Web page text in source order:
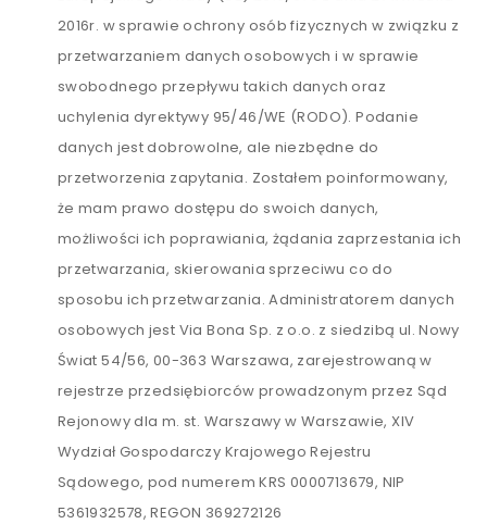
2016r. w sprawie ochrony osób fizycznych w związku z
przetwarzaniem danych osobowych i w sprawie
swobodnego przepływu takich danych oraz
uchylenia dyrektywy 95/46/WE (RODO). Podanie
danych jest dobrowolne, ale niezbędne do
przetworzenia zapytania. Zostałem poinformowany,
że mam prawo dostępu do swoich danych,
możliwości ich poprawiania, żądania zaprzestania ich
przetwarzania, skierowania sprzeciwu co do
sposobu ich przetwarzania. Administratorem danych
osobowych jest Via Bona Sp. z o.o. z siedzibą ul. Nowy
Świat 54/56, 00-363 Warszawa, zarejestrowaną w
rejestrze przedsiębiorców prowadzonym przez Sąd
Rejonowy dla m. st. Warszawy w Warszawie, XIV
Wydział Gospodarczy Krajowego Rejestru
Sądowego, pod numerem KRS 0000713679, NIP
5361932578, REGON 369272126